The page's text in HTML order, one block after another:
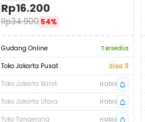
Rp16.200
Rp34.900 54%
Gudang Online
Tersedia
Toko Jakarta Pusat
Sisa 3
Toko Jakarta Barat
Habis
Toko Jakarta Utara
Habis
Toko Tangerang
Habis